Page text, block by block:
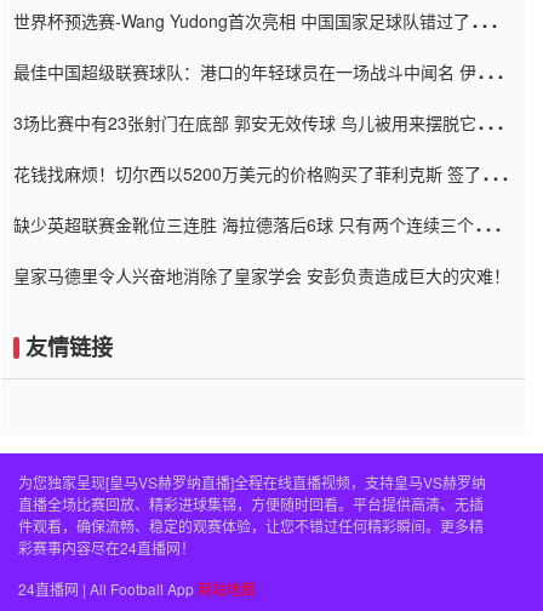
世界杯预选赛-Wang Yudong首次亮相 中国国家足球队错过了世界
最佳中国超级联赛球队：港口的年轻球员在一场战斗中闻名 伊万放
3场比赛中有23张射门在底部 郭安无效传球 鸟儿被用来摆脱它
花钱找麻烦！切尔西以5200万美元的价格购买了菲利克斯 签了7年
缺少英超联赛金靴位三连胜 海拉德落后6球 只有两个连续三个连续
皇家马德里令人兴奋地消除了皇家学会 安彭负责造成巨大的灾难！
友情链接
为您独家呈现[皇马VS赫罗纳直播]全程在线直播视频，支持皇马VS赫罗纳
直播全场比赛回放、精彩进球集锦，方便随时回看。平台提供高清、无插
件观看，确保流畅、稳定的观赛体验，让您不错过任何精彩瞬间。更多精
彩赛事内容尽在24直播网！
24直播网 | All Football App 网站地图